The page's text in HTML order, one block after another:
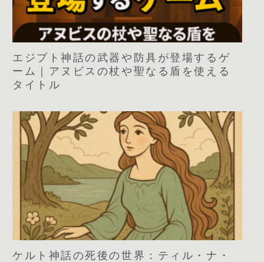
エジプト神話の武器や防具が登場するゲ
ーム｜アヌビスの杖や聖なる盾を使える
タイトル
ケルト神話の死後の世界：ティル・ナ・